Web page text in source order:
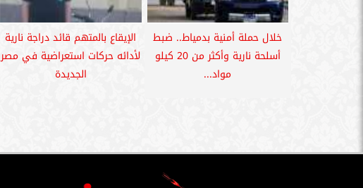
خلال حملة أمنية بدمياط.. ضبط
أسلحة نارية وأكثر من 20 كيلو
مواد...
الإيقاع بالمتهم قائد دراجة نارية
لأدائه حركات استعراضية في مصر
الجديدة